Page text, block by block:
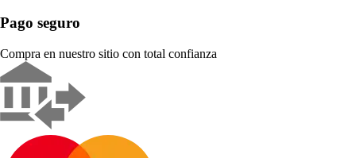
Pago seguro
Compra en nuestro sitio con total confianza